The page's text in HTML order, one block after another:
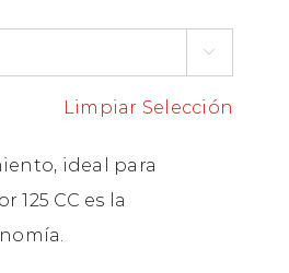

Limpiar Selección
ideal para
CC es la